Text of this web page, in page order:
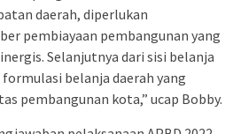
daerah, diperlukan
pembiayaan pembangunan yang
Selanjutnya dari sisi belanja
belanja daerah yang
pembangunan kota,” ucap Bobby.